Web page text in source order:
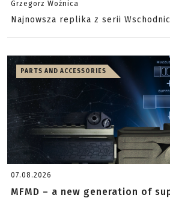
Grzegorz Woźnica
Najnowsza replika z serii
PARTS AND ACCESSORIES
07.08.2026
MFMD – a new generation of